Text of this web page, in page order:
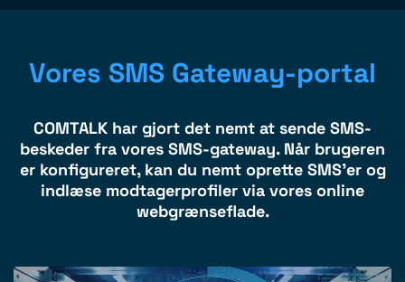
Vores SMS Gateway-portal
COMTALK har gjort det nemt at sende SMS-
beskeder fra vores SMS-gateway. Når brugeren
er konfigureret, kan du nemt oprette SMS'er og
indlæse modtagerprofiler via vores online
webgrænseflade.